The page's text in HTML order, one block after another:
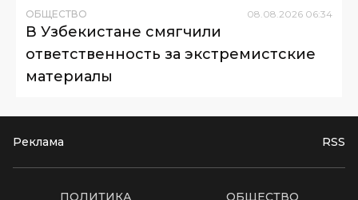
ОБЩЕСТВО 08.08.2026 06:34
В Узбекистане смягчили
ответственность за экстремистские
материалы
Реклама RSS